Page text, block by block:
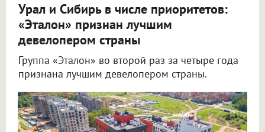
Урал и Сибирь в числе приоритетов:
«Эталон» признан лучшим
девелопером страны
Группа «Эталон» во второй раз за четыре года
признана лучшим девелопером страны.